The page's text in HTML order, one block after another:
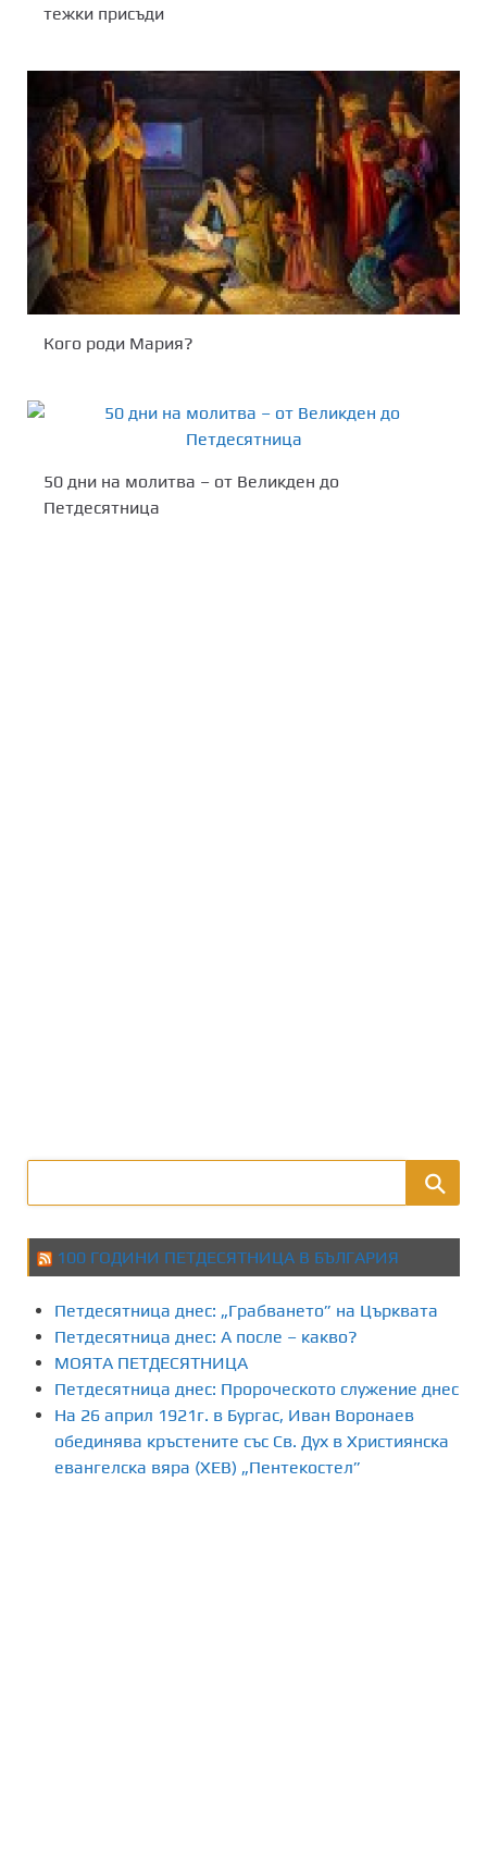
тежки присъди
Кого роди Мария?
50 дни на молитва – от Великден до
Петдесятница
100 ГОДИНИ ПЕТДЕСЯТНИЦА В БЪЛГАРИЯ
Петдесятница днес: „Грабването” на Църквата
Петдесятница днес: А после – какво?
МОЯТА ПЕТДЕСЯТНИЦА
Петдесятница днес: Пророческото служение днес
На 26 април 1921г. в Бургас, Иван Воронаев
обединява кръстените със Св. Дух в Християнска
евангелска вяра (ХЕВ) „Пентекостел”